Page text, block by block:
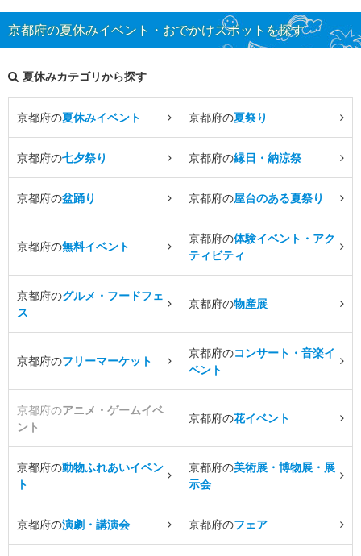
京都府の夏休みイベント・おでかけスポットを探す
夏休みカテゴリから探す
京都府の夏休みイベント 京都府の夏祭り
京都府の七夕祭り 京都府の縁日・納涼祭
京都府の盆踊り 京都府の屋台のある夏祭り
京都府の無料イベント
京都府の体験イベント・アク
ティビティ
京都府のグルメ・フードフェ
ス
京都府の物産展
京都府のフリーマーケット
京都府のコンサート・音楽イ
ベント
京都府のアニメ・ゲームイベ
ント
京都府の花イベント
京都府の動物ふれあいイベン
ト
京都府の美術展・博物展・展
示会
京都府の演劇・講演会 京都府のフェア